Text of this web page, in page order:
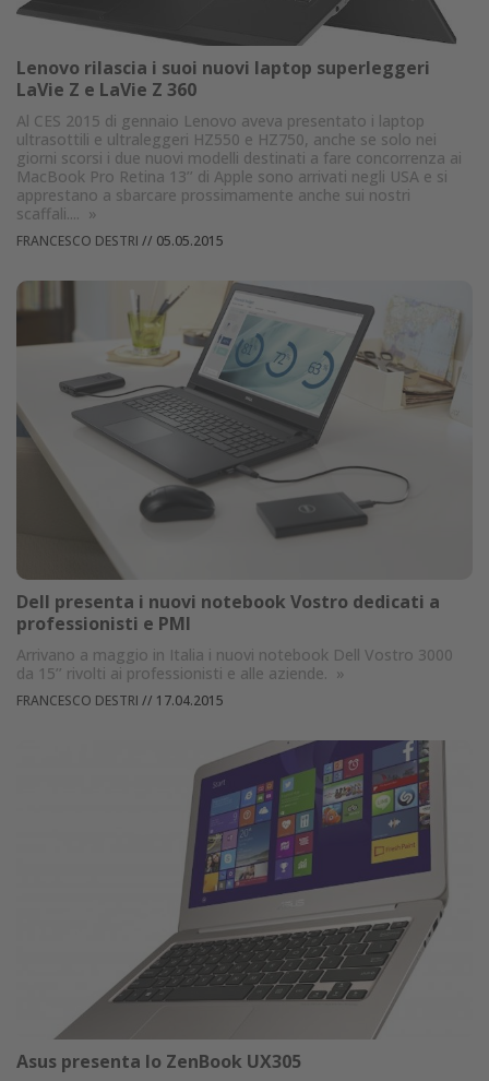
Lenovo rilascia i suoi nuovi laptop superleggeri
LaVie Z e LaVie Z 360
Al CES 2015 di gennaio Lenovo aveva presentato i laptop
ultrasottili e ultraleggeri HZ550 e HZ750, anche se solo nei
giorni scorsi i due nuovi modelli destinati a fare concorrenza ai
MacBook Pro Retina 13’’ di Apple sono arrivati negli USA e si
apprestano a sbarcare prossimamente anche sui nostri
scaffali.... »
FRANCESCO DESTRI // 05.05.2015
Dell presenta i nuovi notebook Vostro dedicati a
professionisti e PMI
Arrivano a maggio in Italia i nuovi notebook Dell Vostro 3000
da 15’’ rivolti ai professionisti e alle aziende. »
FRANCESCO DESTRI // 17.04.2015
Asus presenta lo ZenBook UX305